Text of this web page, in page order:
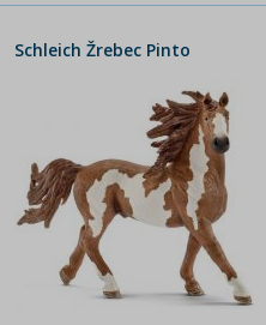
Schleich Žrebec Pinto